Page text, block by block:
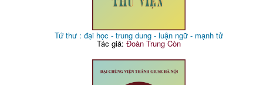
Tứ thư : đại học - trung dung - luận ngữ - mạnh tử
Tác giả: Đoàn Trung Còn